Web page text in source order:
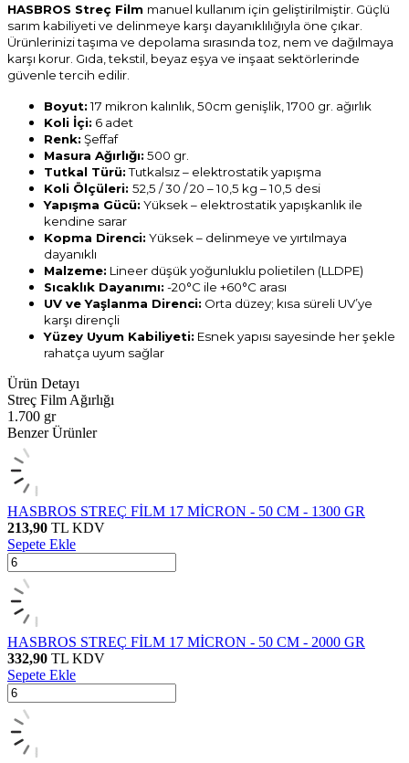
HASBROS Streç Film manuel kullanım için geliştirilmiştir. Güçlü
sarım kabiliyeti ve delinmeye karşı dayanıklılığıyla öne çıkar.
Ürünlerinizi taşıma ve depolama sırasında toz, nem ve dağılmaya
karşı korur. Gıda, tekstil, beyaz eşya ve inşaat sektörlerinde
güvenle tercih edilir.
Boyut:17 mikron kalınlık, 50cm genişlik, 1700 gr. ağırlık
Koli İçi: 6 adet
Renk: Şeffaf
Masura Ağırlığı: 500 gr.
Tutkal Türü:Tutkalsız – elektrostatik yapışma
Koli Ölçüleri: 52,5 / 30 / 20 – 10,5 kg – 10,5 desi
Yapışma Gücü: Yüksek – elektrostatik yapışkanlık ile
kendine sarar
Kopma Direnci: Yüksek – delinmeye ve yırtılmaya
dayanıklı
Malzeme: Lineer düşük yoğunluklu polietilen (LLDPE)
Sıcaklık Dayanımı: -20°C ile +60°C arası
UV ve Yaşlanma Direnci: Orta düzey; kısa süreli UV’ye
karşı dirençli
Yüzey Uyum Kabiliyeti: Esnek yapısı sayesinde her şekle
rahatça uyum sağlar
Ürün Detayı
Streç Film Ağırlığı
1.700 gr
Benzer Ürünler
HASBROS STREÇ FİLM 17 MİCRON - 50 CM - 1300 GR
213,90 TL KDV
Sepete Ekle
HASBROS STREÇ FİLM 17 MİCRON - 50 CM - 2000 GR
332,90 TL KDV
Sepete Ekle